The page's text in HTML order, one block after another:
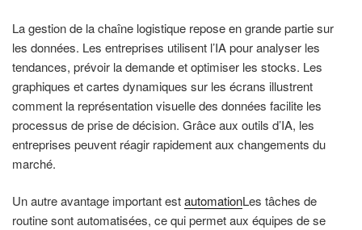
La gestion de la chaîne logistique repose en grande partie sur
les données. Les entreprises utilisent l’IA pour analyser les
tendances, prévoir la demande et optimiser les stocks. Les
graphiques et cartes dynamiques sur les écrans illustrent
comment la représentation visuelle des données facilite les
processus de prise de décision. Grâce aux outils d’IA, les
entreprises peuvent réagir rapidement aux changements du
marché.
Un autre avantage important estautomationLes tâches de
routine sont automatisées, ce qui permet aux équipes de se